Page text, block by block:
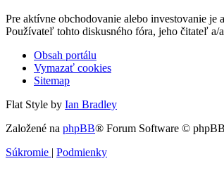
Pre aktívne obchodovanie alebo investovanie
Používateľ tohto diskusného fóra, jeho čitateľ
Obsah portálu
Vymazať cookies
Sitemap
Flat Style by Ian Bradley
Založené na phpBB® Forum Software ©
Súkromie | Podmienky